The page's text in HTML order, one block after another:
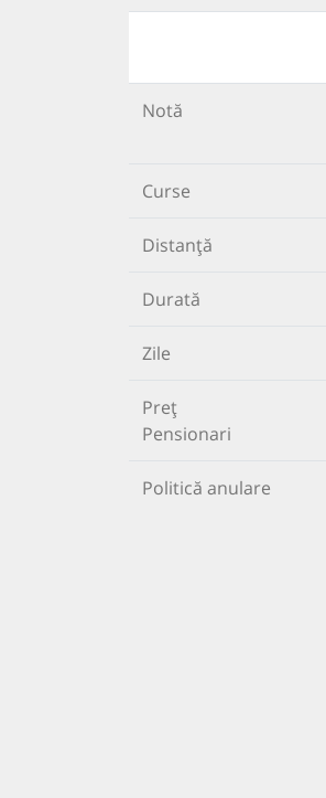
Notă
Curse
Distanță
Durată
Zile
Preț
Pensionari
Politică anulare